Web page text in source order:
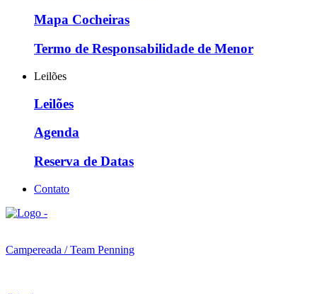
Mapa Cocheiras
Termo de Responsabilidade de Menor
Leilões
Leilões
Agenda
Reserva de Datas
Contato
Campereada / Team Penning